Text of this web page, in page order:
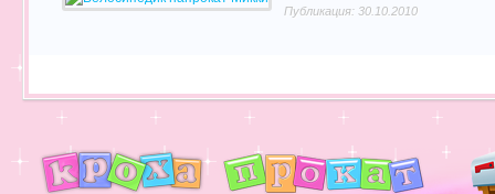
Публикация: 30.10.2010